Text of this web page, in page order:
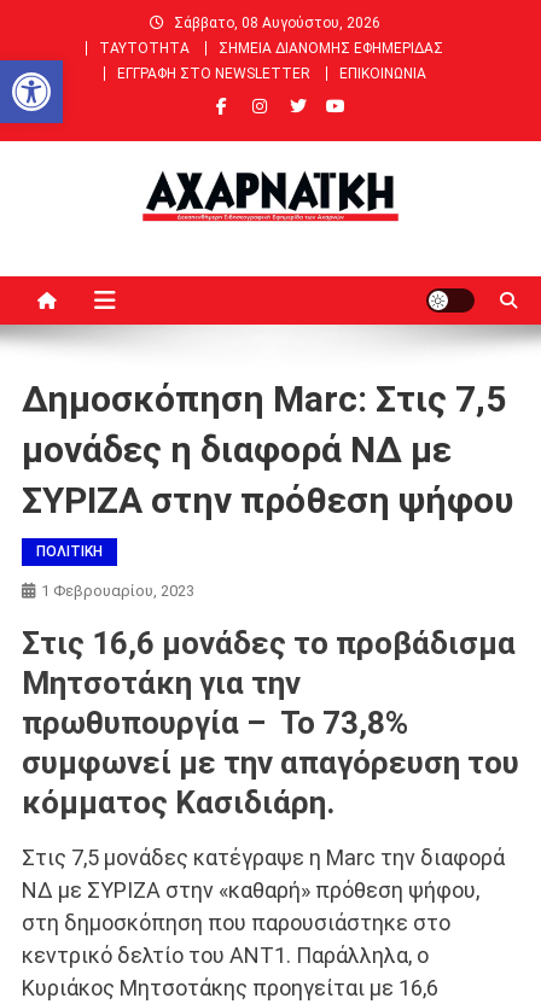
Ανοίξτε τη γραμμή εργαλείων
περιεχόμενο
Σάββατο, 08 Αυγούστου, 2026
ΤΑΥΤΟΤΗΤΑ
ΣΗΜΕΙΑ ΔΙΑΝΟΜΗΣ ΕΦΗΜΕΡΙΔΑΣ
ΕΓΓΡΑΦΗ ΣΤΟ NEWSLETTER
ΕΠΙΚΟΙΝΩΝΙΑ
Δεκαπενθήμερη Εφημερίδα
των Αχαρνών
Δημοσκόπηση Marc: Στις 7,5
μονάδες η διαφορά ΝΔ με
ΣΥΡΙΖΑ στην πρόθεση ψήφου
ΠΟΛΙΤΙΚΗ
1 Φεβρουαρίου, 2023
Στις 16,6 μονάδες το προβάδισμα
Μητσοτάκη για την
πρωθυπουργία – Το 73,8%
συμφωνεί με την απαγόρευση του
κόμματος Κασιδιάρη.
Στις 7,5 μονάδες κατέγραψε η Marc την διαφορά
ΝΔ με ΣΥΡΙΖΑ στην «καθαρή» πρόθεση ψήφου,
στη δημοσκόπηση που παρουσιάστηκε στο
κεντρικό δελτίο του ANT1. Παράλληλα, ο
Κυριάκος Μητσοτάκης προηγείται με 16,6